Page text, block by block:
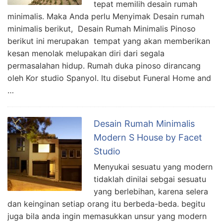
tepat memilih desain rumah
minimalis. Maka Anda perlu Menyimak Desain rumah
minimalis berikut, Desain Rumah Minimalis Pinoso
berikut ini merupakan tempat yang akan memberikan
kesan menolak melupakan diri dari segala
permasalahan hidup. Rumah duka pinoso dirancang
oleh Kor studio Spanyol. Itu disebut Funeral Home and
…
Desain Rumah Minimalis
Modern S House by Facet
Studio
Menyukai sesuatu yang modern
tidaklah dinilai sebgai sesuatu
yang berlebihan, karena selera
dan keinginan setiap orang itu berbeda-beda. begitu
juga bila anda ingin memasukkan unsur yang modern